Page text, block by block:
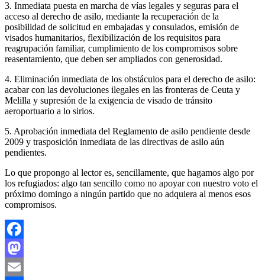
3. Inmediata puesta en marcha de vías legales y seguras para el
acceso al derecho de asilo, mediante la recuperación de la
posibilidad de solicitud en embajadas y consulados, emisión de
visados humanitarios, flexibilización de los requisitos para
reagrupación familiar, cumplimiento de los compromisos sobre
reasentamiento, que deben ser ampliados con generosidad.
4. Eliminación inmediata de los obstáculos para el derecho de asilo:
acabar con las devoluciones ilegales en las fronteras de Ceuta y
Melilla y supresión de la exigencia de visado de tránsito
aeroportuario a lo sirios.
5. Aprobación inmediata del Reglamento de asilo pendiente desde
2009 y trasposición inmediata de las directivas de asilo aún
pendientes.
Lo que propongo al lector es, sencillamente, que hagamos algo por
los refugiados: algo tan sencillo como no apoyar con nuestro voto el
próximo domingo a ningún partido que no adquiera al menos esos
compromisos.
Facebook
Mastodon